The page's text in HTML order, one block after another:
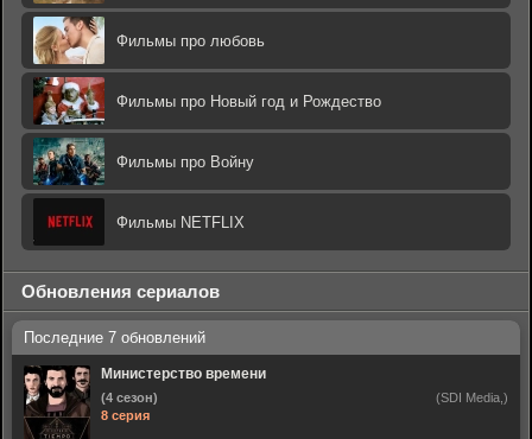
Фильмы про любовь
Фильмы про Новый год и Рождество
Фильмы про Войну
Фильмы NETFLIX
Обновления сериалов
Министерство времени
(4 сезон)
8 серия
(SDI Media,)